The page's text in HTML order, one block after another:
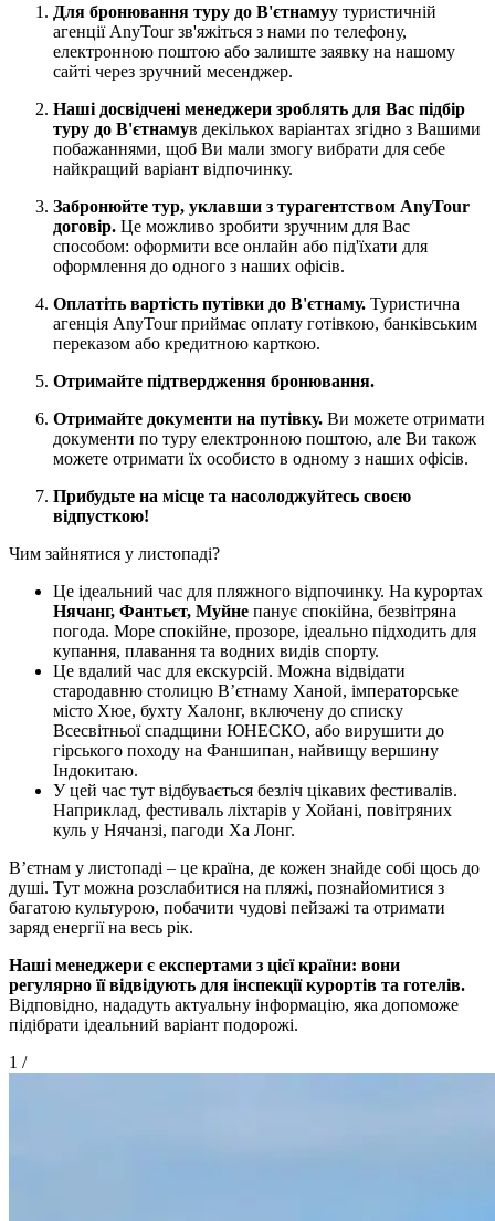
Для бронювання туру до В'єтнамуу туристичній
агенції AnyTour зв'яжіться з нами по телефону,
електронною поштою або залиште заявку на нашому
сайті через зручний месенджер.
Наші досвідчені менеджери зроблять для Вас підбір
туру до В'єтнамув декількох варіантах згідно з Вашими
побажаннями, щоб Ви мали змогу вибрати для себе
найкращий варіант відпочинку.
Забронюйте тур, уклавши з турагентством AnyTour
договір. Це можливо зробити зручним для Вас
способом: оформити все онлайн або під'їхати для
оформлення до одного з наших офісів.
Оплатіть вартість путівки до В'єтнаму. Туристична
агенція AnyTour приймає оплату готівкою, банківським
переказом або кредитною карткою.
Отримайте підтвердження бронювання.
Отримайте документи на путівку. Ви можете отримати
документи по туру електронною поштою, але Ви також
можете отримати їх особисто в одному з наших офісів.
Прибудьте на місце та насолоджуйтесь своєю
відпусткою!
Чим зайнятися у листопаді?
Це ідеальний час для пляжного відпочинку. На курортах
Нячанг, Фантьєт, Муйне панує спокійна, безвітряна
погода. Море спокійне, прозоре, ідеально підходить для
купання, плавання та водних видів спорту.
Це вдалий час для екскурсій. Можна відвідати
стародавню столицю В’єтнаму Ханой, імператорське
місто Хюе, бухту Халонг, включену до списку
Всесвітньої спадщини ЮНЕСКО, або вирушити до
гірського походу на Фаншипан, найвищу вершину
Індокитаю.
У цей час тут відбувається безліч цікавих фестивалів.
Наприклад, фестиваль ліхтарів у Хойані, повітряних
куль у Нячанзі, пагоди Ха Лонг.
В’єтнам у листопаді – це країна, де кожен знайде собі щось до
душі. Тут можна розслабитися на пляжі, познайомитися з
багатою культурою, побачити чудові пейзажі та отримати
заряд енергії на весь рік.
Наші менеджери є експертами з цієї країни: вони
регулярно її відвідують для інспекції курортів та готелів.
Відповідно, нададуть актуальну інформацію, яка допоможе
підібрати ідеальний варіант подорожі.
1 /